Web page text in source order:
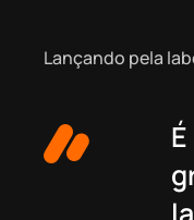
Lançando pela